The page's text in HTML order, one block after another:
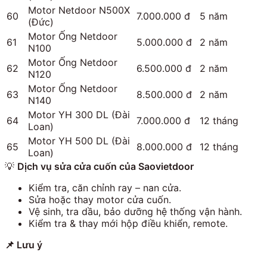
60
Motor Netdoor N500X
(Đức)
7.000.000 đ 5 năm
61
Motor Ống Netdoor
N100
5.000.000 đ 2 năm
62
Motor Ống Netdoor
N120
6.500.000 đ 2 năm
63
Motor Ống Netdoor
N140
8.500.000 đ 2 năm
64
Motor YH 300 DL (Đài
Loan)
7.000.000 đ 12 tháng
65
Motor YH 500 DL (Đài
Loan)
8.000.000 đ
12 tháng
💡 Dịch vụ sửa cửa cuốn của Saovietdoor
Kiểm tra, căn chỉnh ray – nan cửa.
Sửa hoặc thay motor cửa cuốn.
Vệ sinh, tra dầu, bảo dưỡng hệ thống vận hành.
Kiểm tra & thay mới hộp điều khiển, remote.
📌 Lưu ý